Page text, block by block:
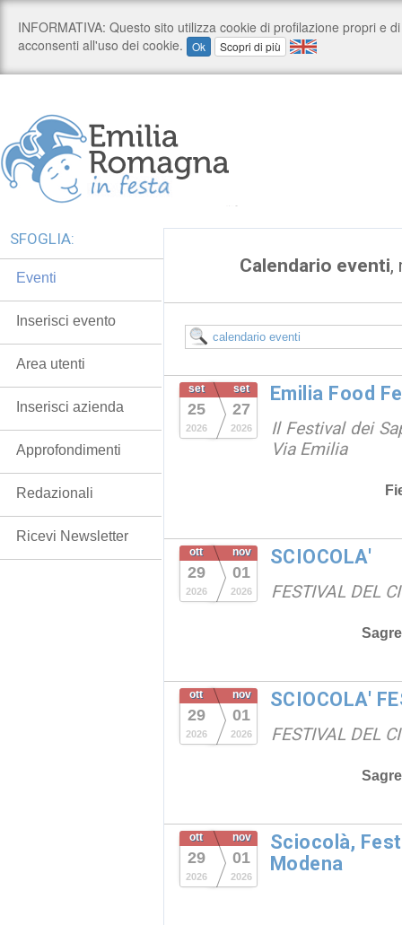
Calendario eventi,
set
25
2026
set
27
2026
Emilia Food
Il Festival dei
Via Emilia
ott
29
2026
nov
01
2026
SCIOCOLA'
FESTIVAL DEL
Sagre
ott
29
2026
nov
01
2026
SCIOCOLA'
FESTIVAL DEL
Sagre
ott
29
2026
nov
01
2026
Sciocolà,
Modena
SFOGLIA:
Eventi
Inserisci evento
Area utenti
Inserisci azienda
Approfondimenti
Redazionali
Ricevi Newsletter